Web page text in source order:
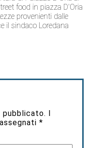
food in piazza D’Oria
provenienti dalle
il sindaco Loredana
pubblicato. I
*